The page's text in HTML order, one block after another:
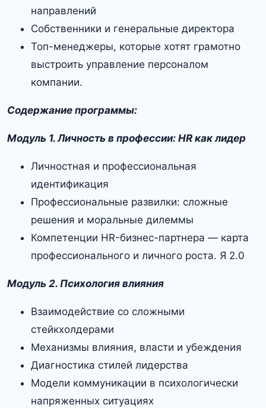
направлений
Собственники и генеральные директора
Топ-менеджеры, которые хотят грамотно
выстроить управление персоналом
компании.
Содержание программы:
Модуль 1. Личность в профессии: HR как лидер
Личностная и профессиональная
идентификация
Профессиональные развилки: сложные
решения и моральные дилеммы
Компетенции HR-бизнес-партнера — карта
профессионального и личного роста. Я 2.0
Модуль 2. Психология влияния
Взаимодействие со сложными
стейкхолдерами
Механизмы влияния, власти и убеждения
Диагностика стилей лидерства
Модели коммуникации в психологически
напряженных ситуациях